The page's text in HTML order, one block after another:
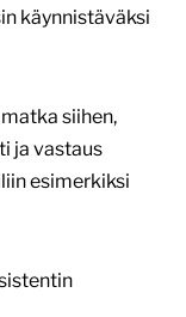
käynnistäväksi
siihen,
ja vastaus
esimerkiksi